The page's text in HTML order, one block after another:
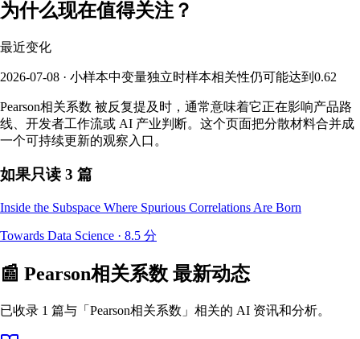
为什么现在值得关注？
最近变化
2026-07-08 · 小样本中变量独立时样本相关性仍可能达到0.62
Pearson相关系数 被反复提及时，通常意味着它正在影响产品路
线、开发者工作流或 AI 产业判断。这个页面把分散材料合并成
一个可持续更新的观察入口。
如果只读 3 篇
Inside the Subspace Where Spurious Correlations Are Born
Towards Data Science · 8.5 分
📰 Pearson相关系数 最新动态
已收录 1 篇与「Pearson相关系数」相关的 AI 资讯和分析。